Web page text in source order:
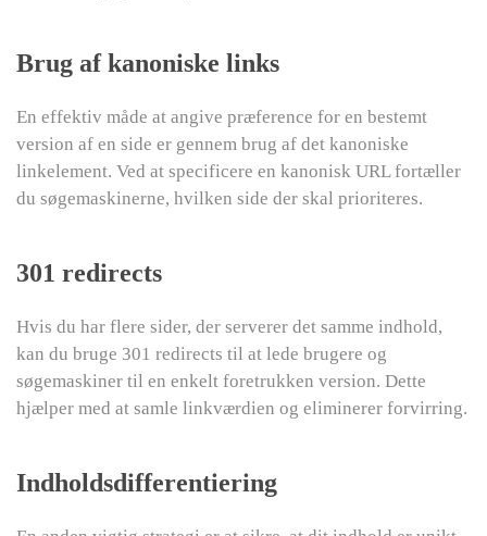
Brug af kanoniske links
En effektiv måde at angive præference for en bestemt
version af en side er gennem brug af det kanoniske
linkelement. Ved at specificere en kanonisk URL fortæller
du søgemaskinerne, hvilken side der skal prioriteres.
301 redirects
Hvis du har flere sider, der serverer det samme indhold,
kan du bruge 301 redirects til at lede brugere og
søgemaskiner til en enkelt foretrukken version. Dette
hjælper med at samle linkværdien og eliminerer forvirring.
Indholdsdifferentiering